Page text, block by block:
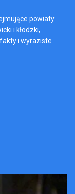
powiaty:
i kłodzki,
i wyraziste